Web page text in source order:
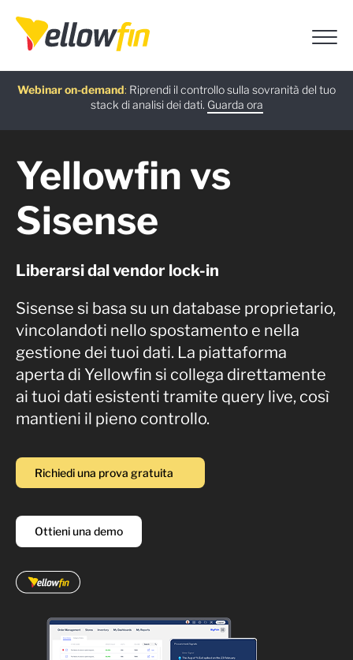
Webinar on-demand: Riprendi il controllo sulla sovranità del tuo
stack di analisi dei dati. Guarda ora
Ultima versione: Scopri le più recenti funzionalità basate sull’IA
introdotte in Yellowfin versione 9.17.
Guida gratuita:L’alternativa a Power BI: guida alla migrazione di
Yellowfin.Scarica ora
Assistenti chatbot IA:Usa Ask Yellowfin e Code Assistant per
ottenere rapidamente risposte su Yellowfin:Prova ora
Yellowfin vs
Sisense
Liberarsi dal vendor lock-in
Sisense si basa su un database proprietario,
vincolandoti nello spostamento e nella
gestione dei tuoi dati. La piattaforma
aperta di Yellowfin si collega direttamente
ai tuoi dati esistenti tramite query live, così
mantieni il pieno controllo.
Richiedi una prova gratuita
Ottieni una demo